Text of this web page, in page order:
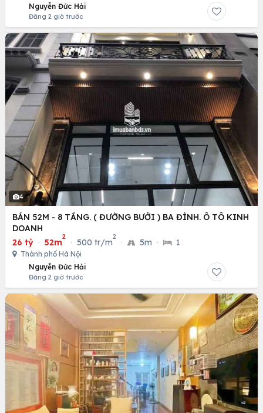
Nguyễn Đức Hải
Đăng 2 giờ trước
4
BÁN 52M - 8 TẦNG. ( ĐƯỜNG BƯỞI ) BA ĐÌNH. Ô TÔ KINH
DOANH
26 tỷ · 52m
2
· 500 tr/m
2
· 5m · 1
Thành phố Hà Nội
Nguyễn Đức Hải
Đăng 2 giờ trước